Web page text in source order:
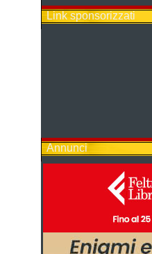
Link sponsorizzati
Annunci